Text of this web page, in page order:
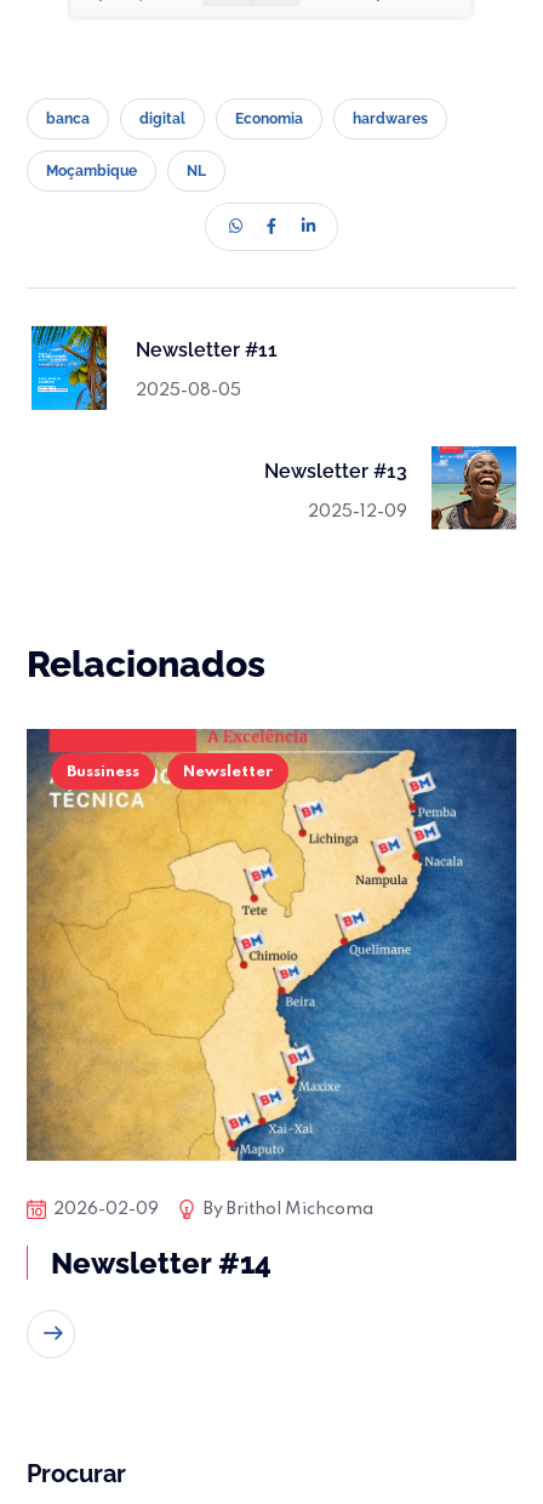
banca digital Economia hardwares
Moçambique NL
Newsletter #11
2025-08-05
Newsletter #13
2025-12-09
Relacionados
Bussiness Newsletter
2026-02-09 By Brithol Michcoma
Newsletter #14
Procurar